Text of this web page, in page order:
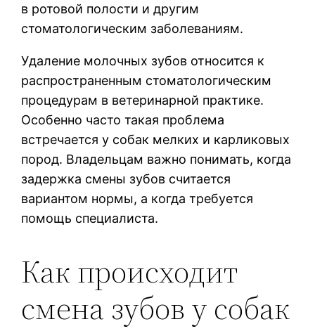
в ротовой полости и другим
стоматологическим заболеваниям.
Удаление молочных зубов относится к
распространенным стоматологическим
процедурам в ветеринарной практике.
Особенно часто такая проблема
встречается у собак мелких и карликовых
пород. Владельцам важно понимать, когда
задержка смены зубов считается
вариантом нормы, а когда требуется
помощь специалиста.
Как происходит
смена зубов у собак